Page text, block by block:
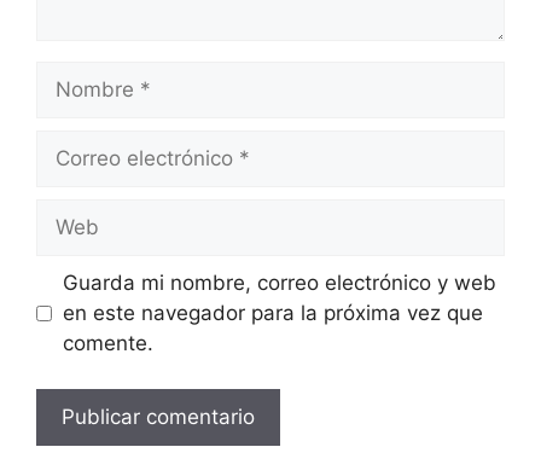
electrónico
Guarda mi nombre, correo electrónico y web
en este navegador para la próxima vez que
comente.